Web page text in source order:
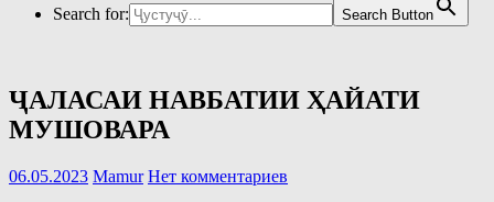
Search for:
Search Button
ҶАЛАСАИ НАВБАТИИ ҲАЙАТИ
МУШОВАРА
06.05.2023 Mamur Нет комментариев